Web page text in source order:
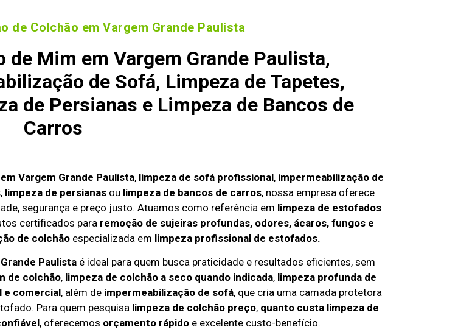
de Colchão em Vargem Grande Paulista
de Mim em Vargem Grande Paulista,
de Sofá, Limpeza de Tapetes,
de Persianas e Limpeza de Bancos de
Carros
Vargem Grande Paulista, limpeza de sofá profissional, impermeabilização de
, limpeza de persianas ou limpeza de bancos de carros, nossa empresa oferece
segurança e preço justo. Atuamos como referência em limpeza de estofados
certificados para remoção de sujeiras profundas, odores, ácaros, fungos e
de colchãoespecializada em limpeza profissional de estofados.
Paulista é ideal para quem busca praticidade e resultados eficientes, sem
de colchão, limpeza de colchão a seco quando indicada, limpeza profunda de
e comercial, além de impermeabilização de sofá, que cria uma camada protetora
Para quem pesquisa limpeza de colchão preço, quanto custa limpeza de
, oferecemos orçamento rápido e excelente custo-benefício.